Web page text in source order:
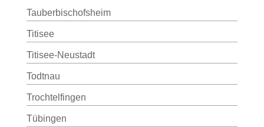
Tauberbischofsheim
Titisee
Titisee-Neustadt
Todtnau
Trochtelfingen
Tübingen